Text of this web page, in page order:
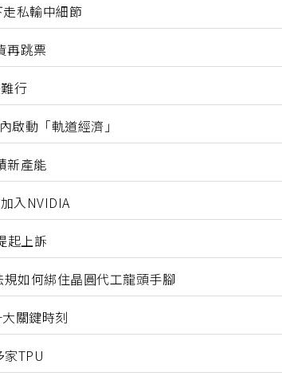
私輸中細節
再跳票
行
動「軌道經濟」
新產能
入NVIDIA
起上訴
如何綁住晶圓代工龍頭手腳
關鍵時刻
TPU